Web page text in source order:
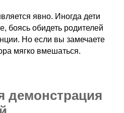
явно. Иногда дети
боясь обидеть родителей
Но если вы замечаете
мягко вмешаться.
демонстрация